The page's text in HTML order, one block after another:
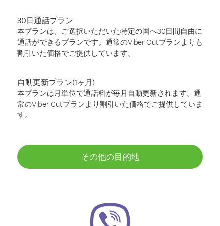
30日通話プラン
本プランは、ご選択いただいた特定の国へ30日間自由に
通話ができるプランです。通常のViber Outプランよりも
割引いた価格でご提供しています。
自動更新プラン(1ヶ月)
本プランは月単位で通話料が毎月自動更新されます。通
常のViber Outプランより割引いた価格でご提供していま
す。
その他の目的地